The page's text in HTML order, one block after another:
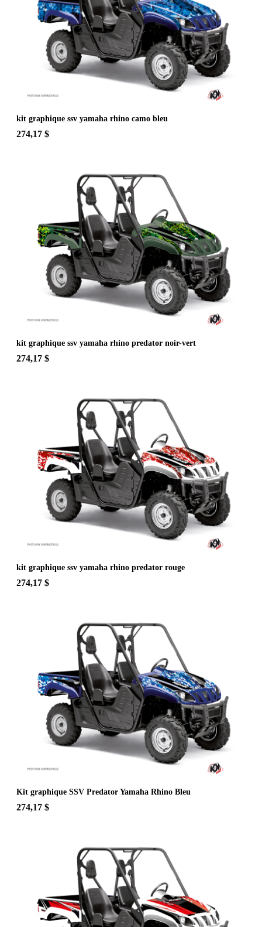
kit graphique ssv yamaha rhino camo bleu
274,17 $
kit graphique ssv yamaha rhino predator noir-vert
274,17 $
kit graphique ssv yamaha rhino predator rouge
274,17 $
Kit graphique SSV Predator Yamaha Rhino Bleu
274,17 $